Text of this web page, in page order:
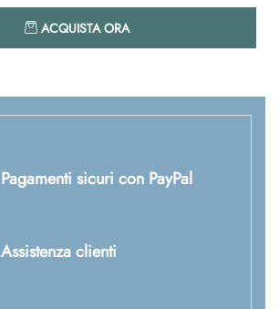
ACQUISTA ORA
Pagamenti sicuri con PayPal
Assistenza clienti